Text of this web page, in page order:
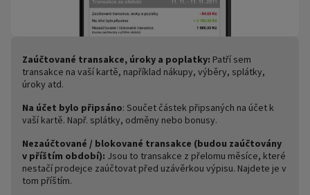
Zaúčtované transakce, úroky a poplatky: Patří sem
transakce na vaší kartě, například nákupy, výběry, splátky,
úroky atd.
Na účet bylo připsáno: Součet částek připsaných na účet k
vaší kartě. Např. splátky, odměny nebo bonusy.
Nezaúčtované / blokované transakce (budou zaúčtovány
v příštím období): Jsou to transakce z přelomu měsíce, které
nestačí prodejce zaúčtovat před uzávěrkou výpisu. Najdete je v
tom příštím.